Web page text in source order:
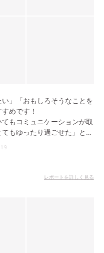
」「おもしろそうなことを
めです！
もコミュニケーションが取
もゆったり過ごせた」との
レポートを詳しく見る